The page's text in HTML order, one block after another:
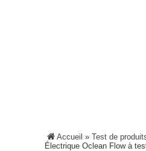
Accueil » Test de
Électrique Oclean Flow à